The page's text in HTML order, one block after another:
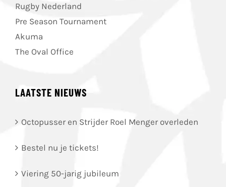
Rugby Nederland
Pre Season Tournament
Akuma
The Oval Office
LAATSTE NIEUWS
Octopusser en Strijder Roel Menger overleden
Bestel nu je tickets!
Viering 50-jarig jubileum